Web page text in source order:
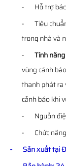
- Hỗ trợ báo
- Tiêu chuẩn
trong nhà và
- Tính
vùng cảnh
thanh phát ra
cảnh báo khi
- Nguồn
- Chức năng
- Sản xuất tại